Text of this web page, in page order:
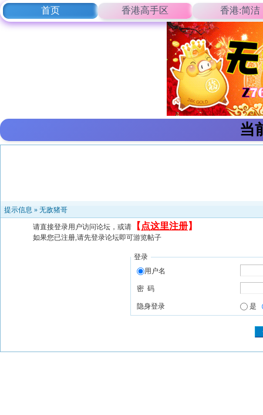
首页 香港高手区 香港:简洁
当
提示信息 » 无敌猪哥
请直接登录用户访问论坛，或请 【 点这里注册】
如果您已注册,请先登录论坛即可游览帖子
登录
用户名
密 码
隐身登录 是